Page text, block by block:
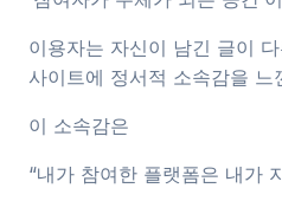
이용자는 자신이 남긴 글이
사이트에 정서적 소속감을 느
이 소속감은
“내가 참여한 플랫폼은 내가